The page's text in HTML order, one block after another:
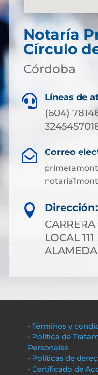
Notaría
Círculo
Córdoba
 Líneas de
(604)
 Correo

Dirección:
LOCAL
• Términos y
• Política de
Personales
• Políticas de
• Certificado de